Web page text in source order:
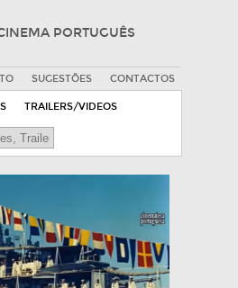
PORTUGUÊS
SUGESTÕES CONTACTOS
TRAILERS/VIDEOS